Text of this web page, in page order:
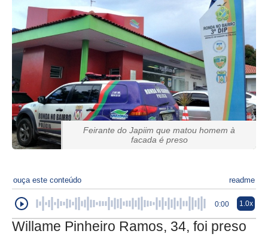
Feirante do Japiim que matou homem à
facada é preso
ouça este conteúdo readme
0:00 1.0x
Willame Pinheiro Ramos, 34, foi preso